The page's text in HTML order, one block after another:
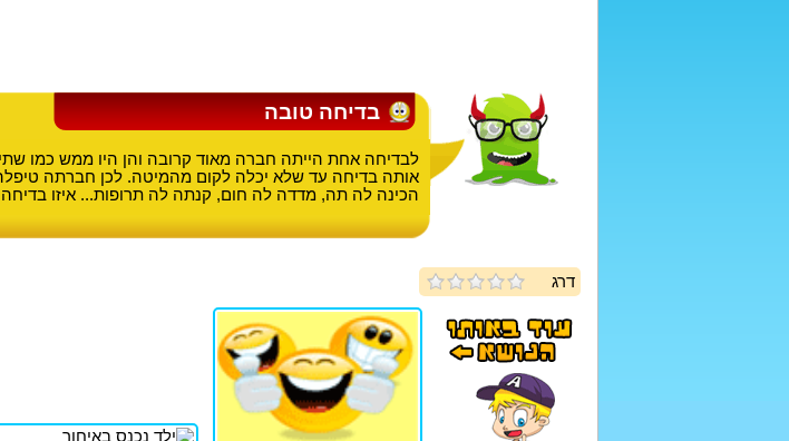
בדיחה טובה
לבדיחה אחת הייתה חברה מאוד קרובה והן היו ממש כמו
אותה בדיחה עד שלא יכלה לקום מהמיטה. לכן חברתה
הכינה לה תה, מדדה לה חום, קנתה לה תרופות... איזו
דרג